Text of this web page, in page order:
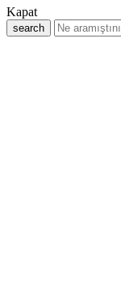
Kapat
search